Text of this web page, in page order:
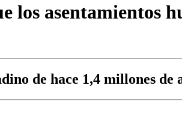
los asentamientos
de hace 1,4 millones de